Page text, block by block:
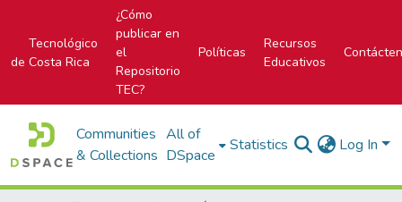
Tecnológico
de Costa Rica
¿Cómo
publicar en
el
Repositorio
TEC?
Políticas
Recursos
Educativos
Communities
& Collections
All of
DSpace
Statistics Log In